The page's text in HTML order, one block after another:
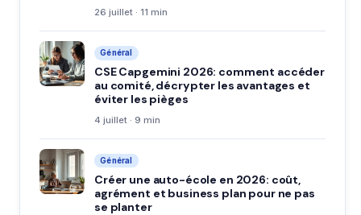
26 juillet · 11 min
Général
CSE Capgemini 2026: comment accéder
au comité, décrypter les avantages et
éviter les pièges
4 juillet · 9 min
Général
Créer une auto-école en 2026: coût,
agrément et business plan pour ne pas
se planter